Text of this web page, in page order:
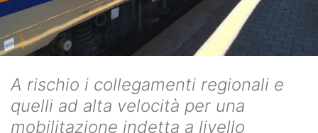
A rischio i collegamenti regionali e
quelli ad alta velocità per una
mobilitazione indetta a livello